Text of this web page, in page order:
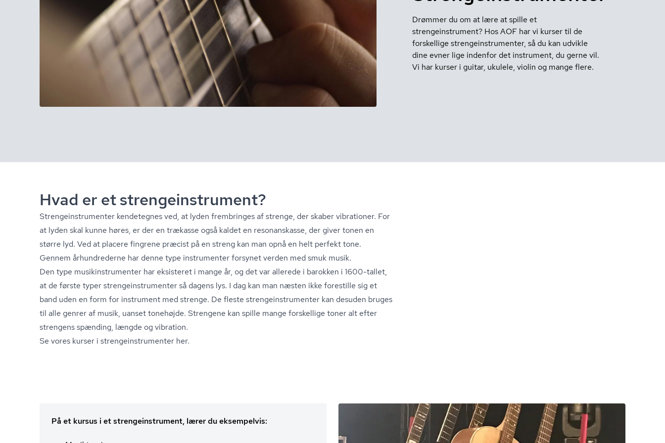
Drømmer du om at lære at spille et
strengeinstrument? Hos AOF har vi kurser til de
forskellige strengeinstrumenter, så du kan udvikle
dine evner lige indenfor det instrument, du gerne vil.
Vi har kurser i guitar, ukulele, violin og mange flere.
Hvad er et stren­ge­in­stru­ment?
Stren­ge­in­stru­men­ter kendetegnes ved, at lyden frembringes af strenge, der skaber vibrationer. For
at lyden skal kunne høres, er der en trækasse også kaldet en resonanskasse, der giver tonen en
større lyd. Ved at placere fingrene præcist på en streng kan man opnå en helt perfekt tone.
Gennem århundrederne har denne type instrumenter forsynet verden med smuk musik.
Den type mu­sikin­stru­men­ter har eksisteret i mange år, og det var allerede i barokken i 1600-tallet,
at de første typer stren­ge­in­stru­men­ter så dagens lys. I dag kan man næsten ikke forestille sig et
band uden en form for instrument med strenge. De fleste stren­ge­in­stru­men­ter kan desuden bruges
til alle genrer af musik, uanset tonehøjde. Strengene kan spille mange forskellige toner alt efter
strengens spænding, længde og vibration.
Se vores kurser i stren­ge­in­stru­men­ter her.
På et kursus i et strengeinstrument, lærer du eksempelvis: